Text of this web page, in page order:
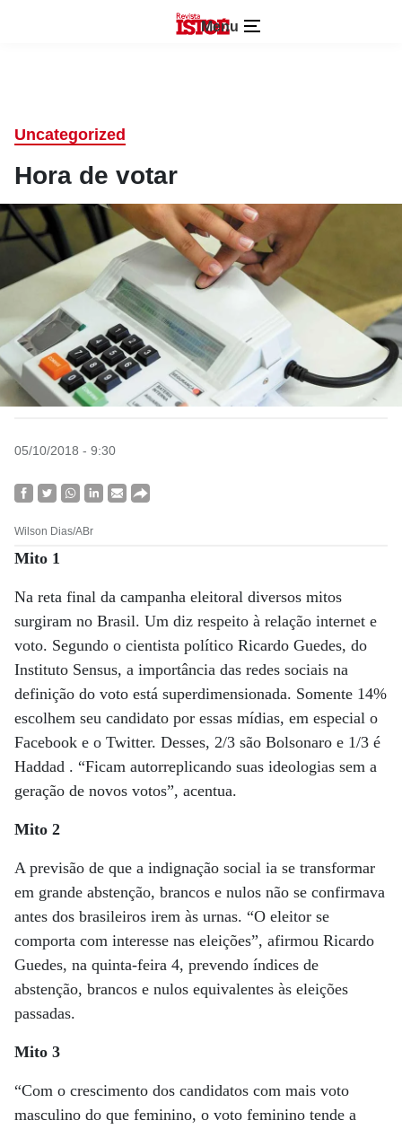
Menu
Uncategorized
Hora de votar
05/10/2018 - 9:30
Wilson Dias/ABr
Mito 1
Na reta final da campanha eleitoral diversos mitos
surgiram no Brasil. Um diz respeito à relação internet e
voto. Segundo o cientista político Ricardo Guedes, do
Instituto Sensus, a importância das redes sociais na
definição do voto está superdimensionada. Somente 14%
escolhem seu candidato por essas mídias, em especial o
Facebook e o Twitter. Desses, 2/3 são Bolsonaro e 1/3 é
Haddad . “Ficam autorreplicando suas ideologias sem a
geração de novos votos”, acentua.
Mito 2
A previsão de que a indignação social ia se transformar
em grande abstenção, brancos e nulos não se confirmava
antes dos brasileiros irem às urnas. “O eleitor se
comporta com interesse nas eleições”, afirmou Ricardo
Guedes, na quinta-feira 4, prevendo índices de
abstenção, brancos e nulos equivalentes às eleições
passadas.
Mito 3
“Com o crescimento dos candidatos com mais voto
masculino do que feminino, o voto feminino tende a